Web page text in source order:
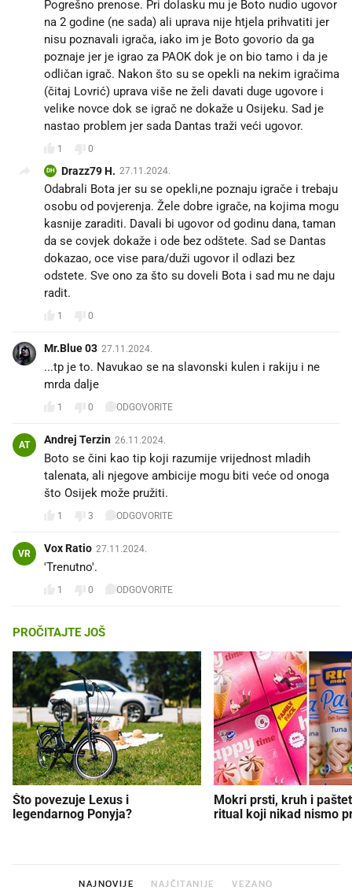
Pogrešno prenose. Pri dolasku mu je Boto nudio ugovor
na 2 godine (ne sada) ali uprava nije htjela prihvatiti jer
nisu poznavali igrača, iako im je Boto govorio da ga
poznaje jer je igrao za PAOK dok je on bio tamo i da je
odličan igrač. Nakon što su se opekli na nekim igračima
(čitaj Lovrić) uprava više ne želi davati duge ugovore i
velike novce dok se igrač ne dokaže u Osijeku. Sad je
nastao problem jer sada Dantas traži veći ugovor.
1 0
DH Drazz79 H. 27.11.2024.
Odabrali Bota jer su se opekli,ne poznaju igrače i trebaju
osobu od povjerenja. Žele dobre igrače, na kojima mogu
kasnije zaraditi. Davali bi ugovor od godinu dana, taman
da se covjek dokaže i ode bez odštete. Sad se Dantas
dokazao, oce vise para/duži ugovor il odlazi bez
odstete. Sve ono za što su doveli Bota i sad mu ne daju
radit.
1 0
Mr.Blue 03 27.11.2024.
...tp je to. Navukao se na slavonski kulen i rakiju i ne
mrda dalje 😝👌
1 0 ODGOVORITE
AT Andrej Terzin 26.11.2024.
Boto se čini kao tip koji razumije vrijednost mladih
talenata, ali njegove ambicije mogu biti veće od onoga
što Osijek može pružiti.
1 3 ODGOVORITE
VR Vox Ratio 27.11.2024.
'Trenutno'.
1 0 ODGOVORITE
PROČITAJTE JOŠ
Što povezuje Lexus i
legendarnog Ponyja?
Mokri prsti, kruh i
ritual koji nikad nismo
NAJNOVIJE NAJČITANIJE VEZANO